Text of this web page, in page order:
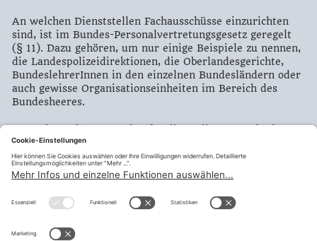
An welchen Dienststellen Fachausschüsse einzurichten
sind, ist im Bundes-Personalvertretungsgesetz geregelt
(§ 11). Dazu gehören, um nur einige Beispiele zu nennen,
die Landespolizeidirektionen, die Oberlandesgerichte,
BundeslehrerInnen in den einzelnen Bundesländern oder
auch gewisse Organisationseinheiten im Bereich des
Bundesheeres.
Zentralstellen, das sind alle Bundesministerien,
eingerichtet. (§ 13 Bundes-Personalvertretungsgesetz)